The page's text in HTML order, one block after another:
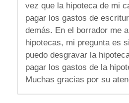
vez que la hipoteca de mi
pagar los gastos de
demás. En el borrador me
hipotecas, mi pregunta es
puedo desgravar la
pagar los gastos de la
Muchas gracias por su